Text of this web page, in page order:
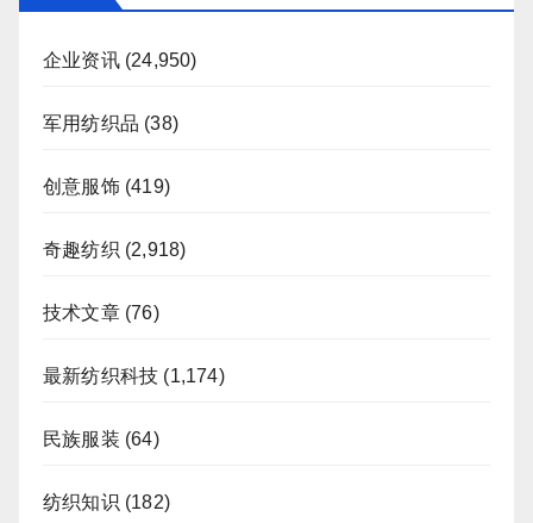
企业资讯(24,950)
军用纺织品 (38)
创意服饰(419)
奇趣纺织 (2,918)
技术文章(76)
最新纺织科技 (1,174)
民族服装 (64)
纺织知识 (182)